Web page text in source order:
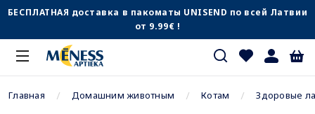
БЕСПЛАТНАЯ доставка в пакоматы UNISEND по всей Латвии
от 9.99€ !
Главная Домашним животным Котам Здоровые